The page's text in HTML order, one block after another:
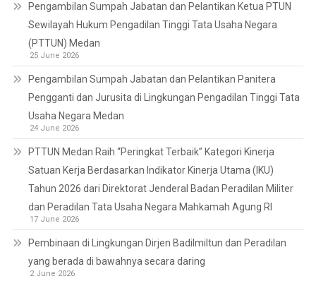
Pengambilan Sumpah Jabatan dan Pelantikan Ketua PTUN
Sewilayah Hukum Pengadilan Tinggi Tata Usaha Negara
(PTTUN) Medan
25 June 2026
Pengambilan Sumpah Jabatan dan Pelantikan Panitera
Pengganti dan Jurusita di Lingkungan Pengadilan Tinggi Tata
Usaha Negara Medan
24 June 2026
PTTUN Medan Raih “Peringkat Terbaik” Kategori Kinerja
Satuan Kerja Berdasarkan Indikator Kinerja Utama (IKU)
Tahun 2026 dari Direktorat Jenderal Badan Peradilan Militer
dan Peradilan Tata Usaha Negara Mahkamah Agung RI
17 June 2026
Pembinaan di Lingkungan Dirjen Badilmiltun dan Peradilan
yang berada di bawahnya secara daring
2 June 2026